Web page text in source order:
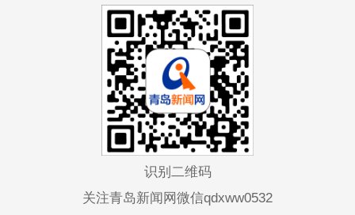
识别二维码
关注青岛新闻网微信qdxww0532